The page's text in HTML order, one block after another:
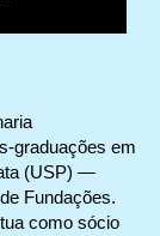
graduações em
(USP) —
Fundações.
como sócio